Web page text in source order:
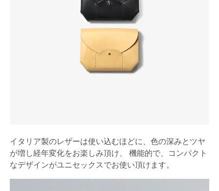
イタリア製のレザーは使い込むほどに、色の深みとツヤ
が増し経年変化をお楽しみ頂け、 機能的で、コンパクト
なデザインがユニセックスでお使い頂けます。